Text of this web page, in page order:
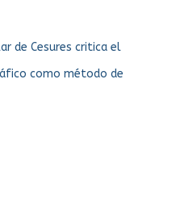
de Cesures critica el
como método de